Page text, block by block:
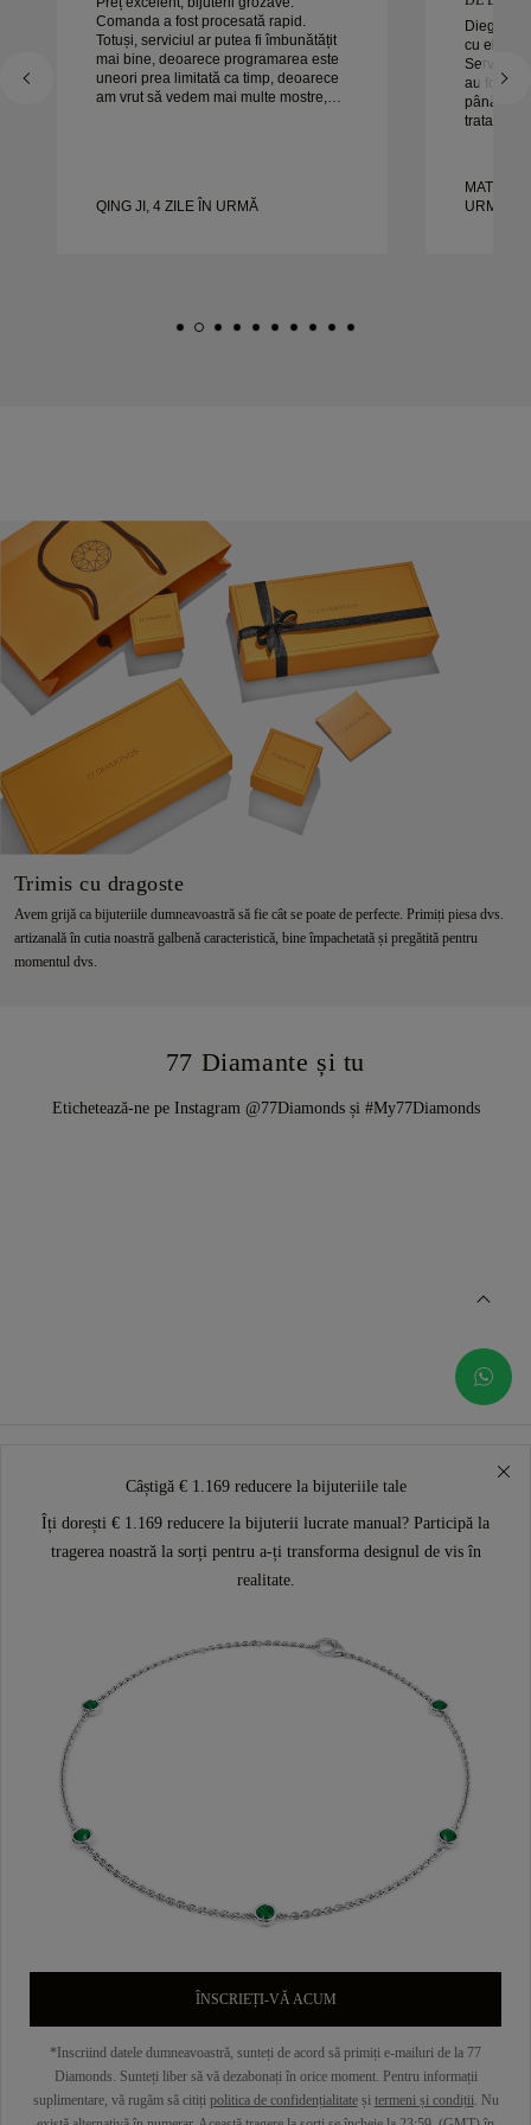
Comanda a fost procesată rapid.
Totuși, serviciul ar putea fi îmbunătățit
mai bine, deoarece programarea este
uneori prea limitată ca timp, deoarece
am vrut să vedem mai multe mostre,
QING JI, 4 ZILE ÎN URMĂ
Diego a
cu el
Serviciul
au fost
până la
tratat
frumoase
URMĂ
Trimis cu dragoste
Avem grijă ca bijuteriile dumneavoastră să fie cât se poate de perfecte. Primiți piesa dvs.
artizanală în cutia noastră galbenă caracteristică, bine împachetată și pregătită pentru
momentul dvs.
77 Diamante și tu
Etichetează-ne pe Instagram @77Diamonds și #My77Diamonds
Câștigă € 1.169 reducere la bijuteriile tale
Îți dorești € 1.169 reducere la bijuterii lucrate manual? Participă la
tragerea noastră la sorți pentru a-ți transforma designul de vis în
realitate.
ÎNSCRIEȚI-VĂ ACUM
*Inscriind datele dumneavoastră, sunteți de acord să primiți e-mailuri de la 77
Diamonds. Sunteți liber să vă dezabonați în orice moment. Pentru informații
suplimentare, vă rugăm să citiți politica de confidențialitateși termeni și condiții. Nu